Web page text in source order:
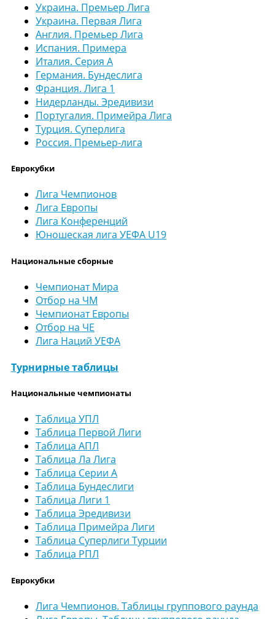
Украина. Премьер Лига
Украина. Первая Лига
Англия. Премьер Лига
Испания. Примера
Италия. Серия А
Германия. Бундеслига
Франция. Лига 1
Нидерланды. Эредивизи
Португалия. Примейра Лига
Турция. Суперлига
Россия. Премьер-лига
Еврокубки
Лига Чемпионов
Лига Европы
Лига Конференций
Юношеская лига УЕФА U19
Национальные сборные
Чемпионат Мира
Отбор на ЧМ
Чемпионат Европы
Отбор на ЧЕ
Лига Наций УЕФА
Турнирные таблицы
Национальные чемпионаты
Таблица УПЛ
Таблица Первой Лиги
Таблица АПЛ
Таблица Ла Лига
Таблица Серии А
Таблица Бундеслиги
Таблица Лиги 1
Таблица Эредивизи
Таблица Примейра Лиги
Таблица Суперлиги Турции
Таблица РПЛ
Еврокубки
Лига Чемпионов. Таблицы группового раунда